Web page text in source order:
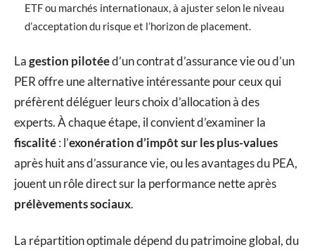
ETF ou marchés internationaux, à ajuster selon le niveau
d’acceptation du risque et l’horizon de placement.
Lagestion pilotéed’un contrat d’assurance vie ou d’un
PER offre une alternative intéressante pour ceux qui
préfèrent déléguer leurs choix d’allocation à des
experts. À chaque étape, il convient d’examiner la
fiscalité: l’exonération d’impôt sur les plus-values
après huit ans d’assurance vie, ou les avantages du PEA,
jouent un rôle direct sur la performance nette après
prélèvements sociaux.
La répartition optimale dépend du patrimoine global, du